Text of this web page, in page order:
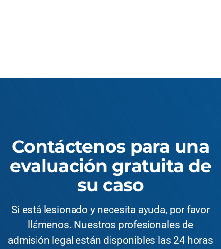
Contáctenos para una
evaluación gratuita de
su caso
Si está lesionado y necesita ayuda, por favor
llámenos. Nuestros profesionales de
admisión legal están disponibles las 24 horas